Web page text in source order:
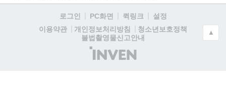
로그인 PC화면 퀵링크
설정
이용약관
개인정보처리방침
청소년보호정책
불법촬영물신고안내
(주)
인
▲